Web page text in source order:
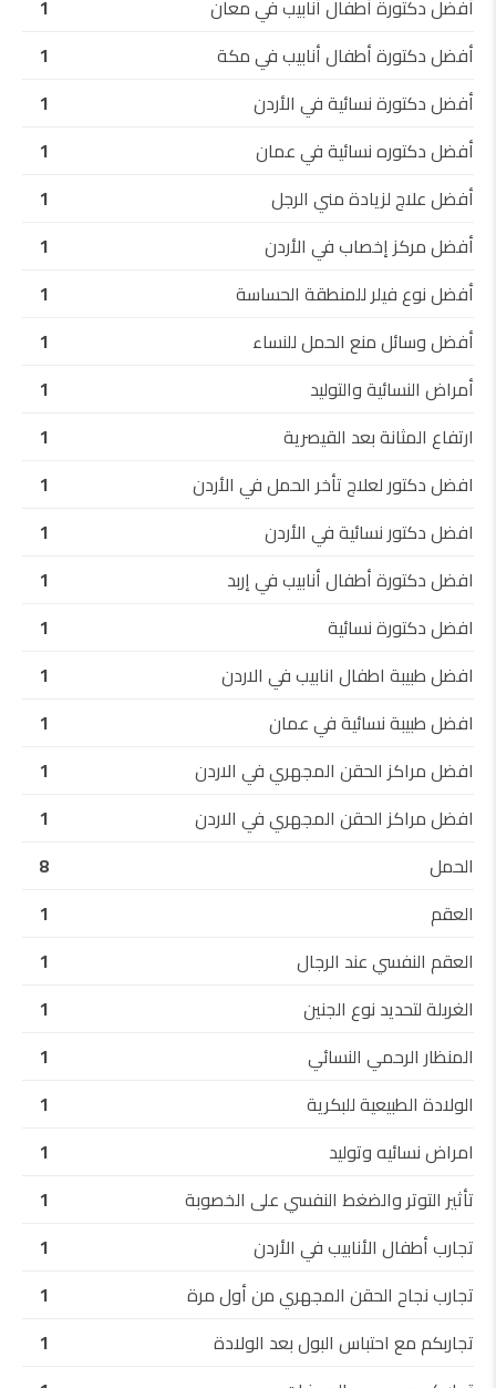
أفضل دكتورة أطفال أنابيب في معان
1
أفضل دكتورة أطفال أنابيب في مكة
1
أفضل دكتورة نسائية في الأردن
1
أفضل دكتوره نسائية في عمان
1
أفضل علاج لزيادة مني الرجل
1
أفضل مركز إخصاب في الأردن
1
أفضل نوع فيلر للمنطقة الحساسة
1
أفضل وسائل منع الحمل للنساء
1
أمراض النسائية والتوليد
1
ارتفاع المثانة بعد القيصرية
1
افضل دكتور لعلاج تأخر الحمل في الأردن
1
افضل دكتور نسائية في الأردن
1
افضل دكتورة أطفال أنابيب في إربد
1
افضل دكتورة نسائية
1
افضل طبيبة اطفال انابيب في الاردن
1
افضل طبيبة نسائية في عمان
1
افضل مراكز الحقن المجهري في الاردن
1
افضل مراكز الحقن المجهري في الاردن
1
الحمل
8
العقم
1
العقم النفسي عند الرجال
1
الغربلة لتحديد نوع الجنين
1
المنظار الرحمي النسائي
1
الولادة الطبيعية للبكرية
1
امراض نسائيه وتوليد
1
تأثير التوتر والضغط النفسي على الخصوبة
1
تجارب أطفال الأنابيب في الأردن
1
تجارب نجاح الحقن المجهري من أول مرة
1
تجاربكم مع احتباس البول بعد الولادة
1